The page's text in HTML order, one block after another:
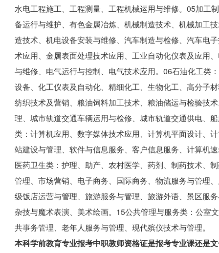
水电工程施工、工程测量、工程机械运用与维修。05加工
备运行与维护、有色金属冶炼、机械制造技术、机械加工
造技术、机电设备安装与维修、汽车制造与检修、汽车电
术应用、金属表面处理技术应用、工业自动化仪表及应用
与维修、电气运行与控制、电气技术应用。06石油化工类
设备、化工仪表及自动化、精细化工、生物化工、高分子
纺织技术及营销、粮油饲料加工技术、粮油储运与检验技
理、城市轨道交通车辆运用与检修、城市轨道交通供电、
类：计算机应用、数字媒体技术应用、计算机平面设计、
站建设与管理、软件与信息服务、客户信息服务、计算机
医药卫生类：护理、助产、农村医学、药剂、制药技术、
管理、市场营销、电子商务、国际商务、物流服务与管理
级饭店运营与管理、旅游服务与管理、旅游外语、景区服
杂技与魔术表演、美术绘画。15公共管理与服务类：公室
共事务管理、老年人服务与管理、现代殡仪技术与管理。
本科学前教育专业报考中职教师资格证是报考专业课还是